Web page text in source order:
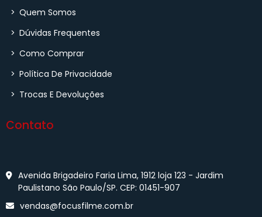
> Quem Somos
> Dúvidas Frequentes
> Como Comprar
> Política De Privacidade
> Trocas E Devoluções
Contato
Avenida Brigadeiro Faria Lima, 1912 loja 123 - Jardim
Paulistano São Paulo/SP. CEP: 01451-907
vendas@focusfilme.com.br